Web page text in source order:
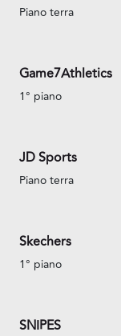
Piano terra
Game7Athletics
1° piano
JD Sports
Piano terra
Skechers
1° piano
SNIPES